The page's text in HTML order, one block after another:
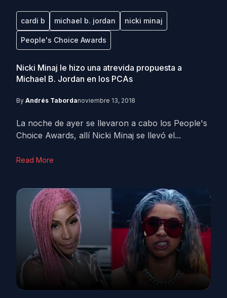
cardi b michael b. jordan nicki minaj
People's Choice Awards
Nicki Minaj le hizo una atrevida propuesta a
Michael B. Jordan en los PCAs
By Andrés Tabordanoviembre 13, 2018
La noche de ayer se llevaron a cabo los People's
Choice Awards, allí Nicki Minaj se llevó el...
Read More